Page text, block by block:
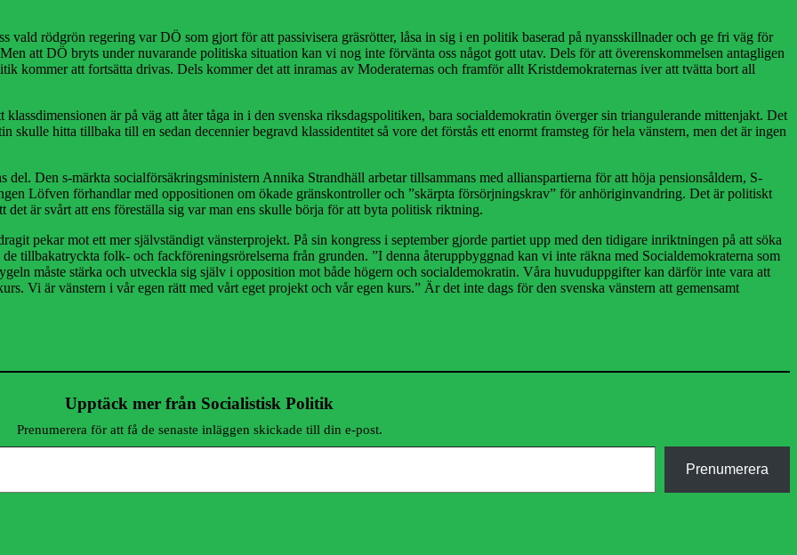
rödgrön regering var DÖ som gjort för att passivisera gräsrötter, låsa in sig i en politik baserad på nyansskillnader och ge fri väg för
att DÖ bryts under nuvarande politiska situation kan vi nog inte förvänta oss något gott utav. Dels för att överenskommelsen antagligen
kommer att fortsätta drivas. Dels kommer det att inramas av Moderaternas och framför allt Kristdemokraternas iver att tvätta bort all
är på väg att åter tåga in i den svenska riksdagspolitiken, bara socialdemokratin överger sin triangulerande mittenjakt. Det
skulle hitta tillbaka till en sedan decennier begravd klassidentitet så vore det förstås ett enormt framsteg för hela vänstern, men det är ingen
del. Den s-märkta socialförsäkringsministern Annika Strandhäll arbetar tillsammans med allianspartierna för att höja pensionsåldern, S-
Löfven förhandlar med oppositionen om ökade gränskontroller och ”skärpta försörjningskrav” för anhöriginvandring. Det är politiskt
är svårt att ens föreställa sig var man ens skulle börja för att byta politisk riktning.
pekar mot ett mer självständigt vänsterprojekt. På sin kongress i september gjorde partiet upp med den tidigare inriktningen på att söka
tillbakatryckta folk- och fackföreningsrörelserna från grunden. ”I denna återuppbyggnad kan vi inte räkna med Socialdemokraterna som
måste stärka och utveckla sig själv i opposition mot både högern och socialdemokratin. Våra huvuduppgifter kan därför inte vara att
Vi är vänstern i vår egen rätt med vårt eget projekt och vår egen kurs.” Är det inte dags för den svenska vänstern att gemensamt
Upptäck mer från Socialistisk Politik
Prenumerera för att få de senaste inläggen skickade till din e-post.
Prenumerera